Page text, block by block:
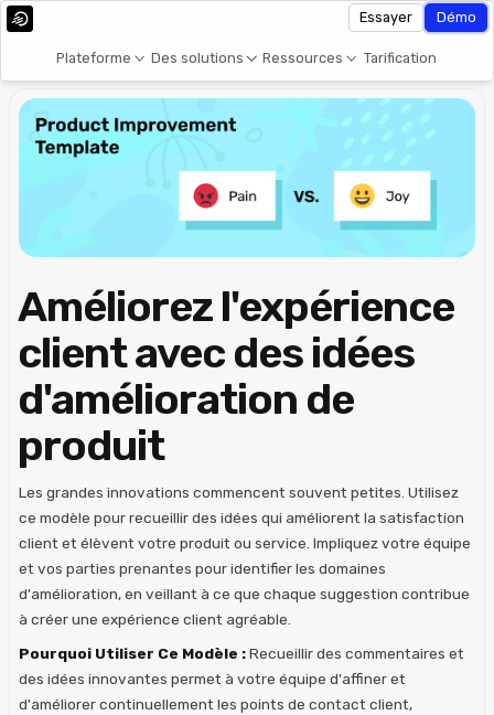
Plateforme Des solutions Ressources Tarification
Essayer Démo
Améliorez l'expérience
client avec des idées
d'amélioration de
produit
Les grandes innovations commencent souvent petites. Utilisez
ce modèle pour recueillir des idées qui améliorent la satisfaction
client et élèvent votre produit ou service. Impliquez votre équipe
et vos parties prenantes pour identifier les domaines
d'amélioration, en veillant à ce que chaque suggestion contribue
à créer une expérience client agréable.
Pourquoi Utiliser Ce Modèle :Recueillir des commentaires et
des idées innovantes permet à votre équipe d'affiner et
d'améliorer continuellement les points de contact client,